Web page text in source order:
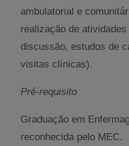
ambulatorial e
realização de
discussão, estudos de
visitas clínicas).
Pré-requisito
Graduação em
reconhecida pelo MEC.